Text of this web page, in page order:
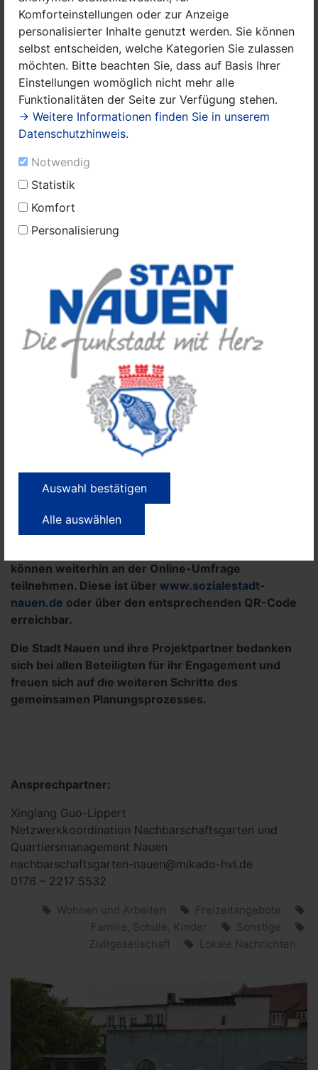
Komforteinstellungen oder zur Anzeige
personalisierter Inhalte genutzt werden. Sie können
selbst entscheiden, welche Kategorien Sie zulassen
möchten. Bitte beachten Sie, dass auf Basis Ihrer
Einstellungen womöglich nicht mehr alle
Funktionalitäten der Seite zur Verfügung stehen.
→ Weitere Informationen finden Sie in unserem
Datenschutzhinweis.
Notwendig
Statistik
Komfort
Personalisierung
Auswahl bestätigen
Alle auswählen
in der Tiefgarage geparkt.“ Die Tiefgarage wurde
ursprünglich als Parkanlage für die Wohngebäude der
TAG Wohnen errichtet. Sie verfügt über ein
sogenanntes Doppelparker-System, das in den 1990er
Jahren als moderne und platzsparende Lösung für den
ruhenden Verkehr galt. Aufgrund technischer Defekte
wurde die Anlage jedoch außer Betrieb genommen.
Zudem entspricht sie heute nicht mehr den
Anforderungen moderner Fahrzeuge. Auch hierzu
wurden zahlreiche Ideen gesammelt. Wolfgang Wiech,
vielen Nauenerinnen und Nauenern als Nachtwächter
bekannt, sprach sich für den Erhalt der Anlage aus:
„Die Tiefgarage sollte erhalten bleiben. Vielleicht
könnte man sie künftig als Schutzraum nutzen.“
erhält dazu im Rahmen des Stadtteilfestes
„Familientag im Kiez 2026“ Gelegenheit. Am 18.
September 2026 wird zwischen 15 und 19 Uhr
Führung durch die Tiefgarage angeboten. Weitere
Informationen werden rechtzeitig vor der
Veranstaltung auf der Internetseite
www.sozialestadt-nauen.de<veröffentlicht.
Für die kleinen Gäste gab es während der
Veranstaltung zahlreiche Mitmachaktionen. Diese
wurden durch die Streetworker sowie die Kinder- und
Jugendarbeit der Stadt Nauen unterstützt. Darüber
hinaus sorgten zahlreiche ehrenamtliche Helferinnen
und Helfer für einen reibungslosen Ablauf der
Die Bürgerbeteiligung wird auch nach der
können weiterhin an der Online-Umfrage
teilnehmen. Diese ist über www.sozialestadt-
nauen.de oder über den entsprechenden QR-Code
erreichbar.
Die Stadt Nauen und ihre Projektpartner bedanken
sich bei allen Beteiligten für ihr Engagement und
freuen sich auf die weiteren Schritte des
gemeinsamen Planungsprozesses.
Ansprechpartner:
Xinglang Guo-Lippert
Netzwerkkoordination Nachbarschaftsgarten und
Quartiersmanagement Nauen
nachbarschaftsgarten-nauen@mikado-hvl.de
0176 – 2217 5532
Wohnen und Arbeiten
Freizeitangebote
Familie, Schule, Kinder
Sonstige
Zivilgesellschaft
Lokale Nachrichten